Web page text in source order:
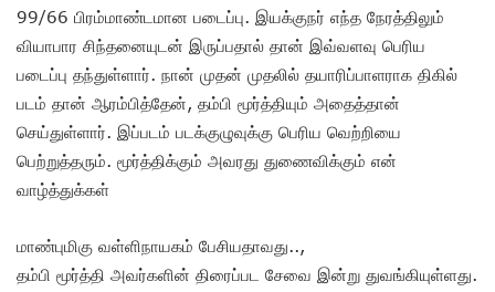
99/66 பிரம்மாண்டமான படைப்பு. இயக்குநர் எந்த நேரத்திலும்
வியாபார சிந்தனையுடன் இருப்பதால் தான் இவ்வளவு பெரிய
படைப்பு தந்துள்ளார். நான் முதன் முதலில் தயாரிப்பாளராக திகில்
படம் தான் ஆரம்பித்தேன், தம்பி மூர்த்தியும் அதைத்தான்
செய்துள்ளார். இப்படம் படக்குழுவுக்கு பெரிய வெற்றியை
பெற்றுத்தரும். மூர்த்திக்கும் அவரது துணைவிக்கும் என்
வாழ்த்துக்கள்
மாண்புமிகு வள்ளிநாயகம் பேசியதாவது..,
தம்பி மூர்த்தி அவர்களின் திரைப்பட சேவை இன்று துவங்கியுள்ளது.